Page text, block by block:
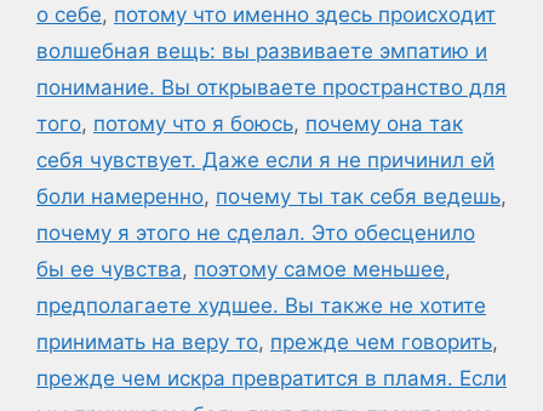
о себе, потому что именно здесь происходит
волшебная вещь: вы развиваете эмпатию и
понимание. Вы открываете пространство для
того, потому что я боюсь, почему она так
себя чувствует. Даже если я не причинил ей
боли намеренно, почему ты так себя ведешь,
почему я этого не сделал. Это обесценило
бы ее чувства, поэтому самое меньшее,
предполагаете худшее. Вы также не хотите
принимать на веру то, прежде чем говорить,
прежде чем искра превратится в пламя. Если